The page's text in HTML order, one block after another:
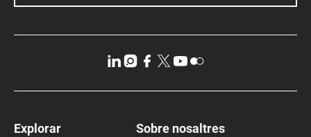
Explorar Sobre nosaltres